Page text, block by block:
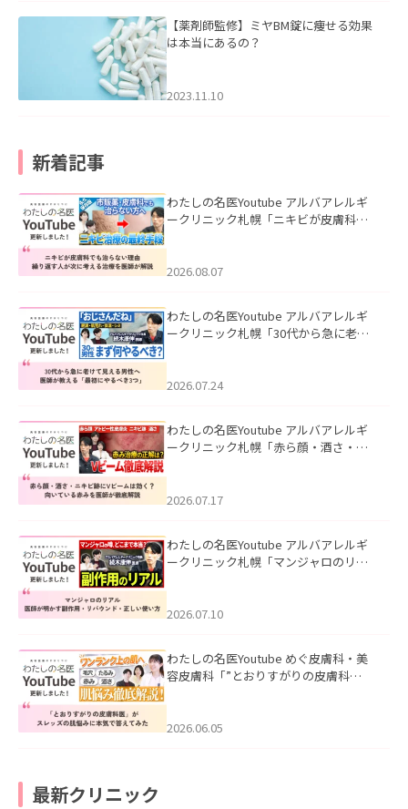
【薬剤師監修】ミヤBM錠に痩せる効果
は本当にあるの？
2023.11.10
新着記事
わたしの名医Youtube アルバアレルギ
ークリニック札幌「ニキビが皮膚科で
ました。
2026.08.07
わたしの名医Youtube アルバアレルギ
ークリニック札幌「30代から急に老け
た。
2026.07.24
わたしの名医Youtube アルバアレルギ
ークリニック札幌「赤ら顔・酒さ・ニ
した。
2026.07.17
わたしの名医Youtube アルバアレルギ
ークリニック札幌「マンジャロのリア
た。
2026.07.10
わたしの名医Youtube めぐ皮膚科・美
容皮膚科「”とおりすがりの皮膚科
2026.06.05
最新クリニック